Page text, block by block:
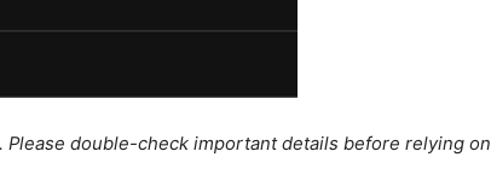
double-check important details before relying on